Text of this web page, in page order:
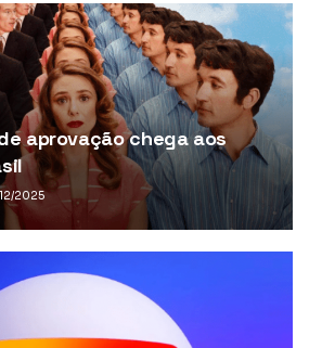
aprovação chega aos
2025